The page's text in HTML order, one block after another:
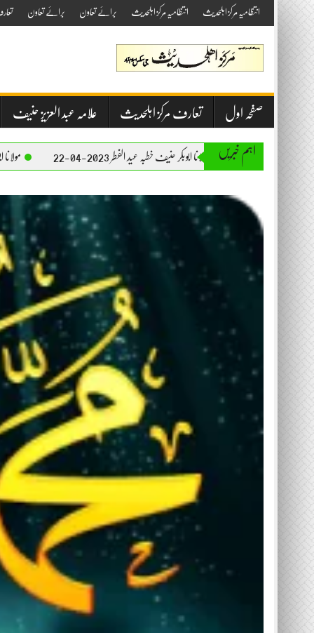
Skip
to
content
انتظامیہ مرکز اہلحدیث انتظامیہ مرکز اہلحدیث برائے تعاون برائے تعاون
صفحہ اول تعارف مرکز اہلحدیث علامہ عبد العزیز حنیف
اہم خبریں
مولانا ابوبکر حنیف خطبہ عید الفطر 2023-04-22 مولانا ابوبکر حنیف خطبہ جمعۃ